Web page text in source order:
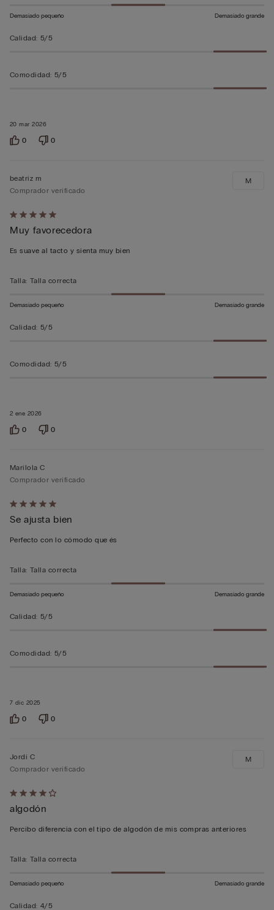
20 mar 2026
Demasiado pequeño Demasiado grande
Calidad: 5/5
Comodidad: 5/5
0 0
Calificación
de
5
5
2 ene 2026
beatriz m
Comprador verificado
Muy favorecedora
Es suave al tacto y sienta muy bien
M
Talla: Talla correcta
Demasiado pequeño Demasiado grande
Calidad: 5/5
Comodidad: 5/5
0 0
Calificación
de
5
5
7 dic 2025
Marilola C
Comprador verificado
Se ajusta bien
Perfecto con lo cómodo que és
Talla: Talla correcta
Demasiado pequeño Demasiado grande
Calidad: 5/5
Comodidad: 5/5
0 0
Calificación
de
4
5
Jordi C
Comprador verificado
algodón
Percibo diferencia con el tipo de algodón de mis compras anteriores
M
Talla: Talla correcta
Demasiado pequeño Demasiado grande
Calidad: 4/5